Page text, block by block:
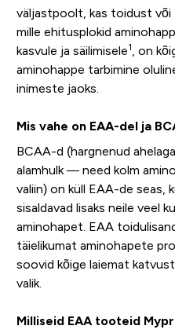
väljastpoolt, kas toidust või
mille ehitusplokid
kasvule ja säilimisele1, on
aminohappe tarbimine
inimeste jaoks.
Mis vahe on EAA-del ja
BCAA-d (hargnenud
alamhulk — need kolm
valiin) on küll EAA-de seas,
sisaldavad lisaks neile veel
aminohapet. EAA
täielikumat aminohapete
soovid kõige laiemat
valik.
Milliseid EAA tooteid